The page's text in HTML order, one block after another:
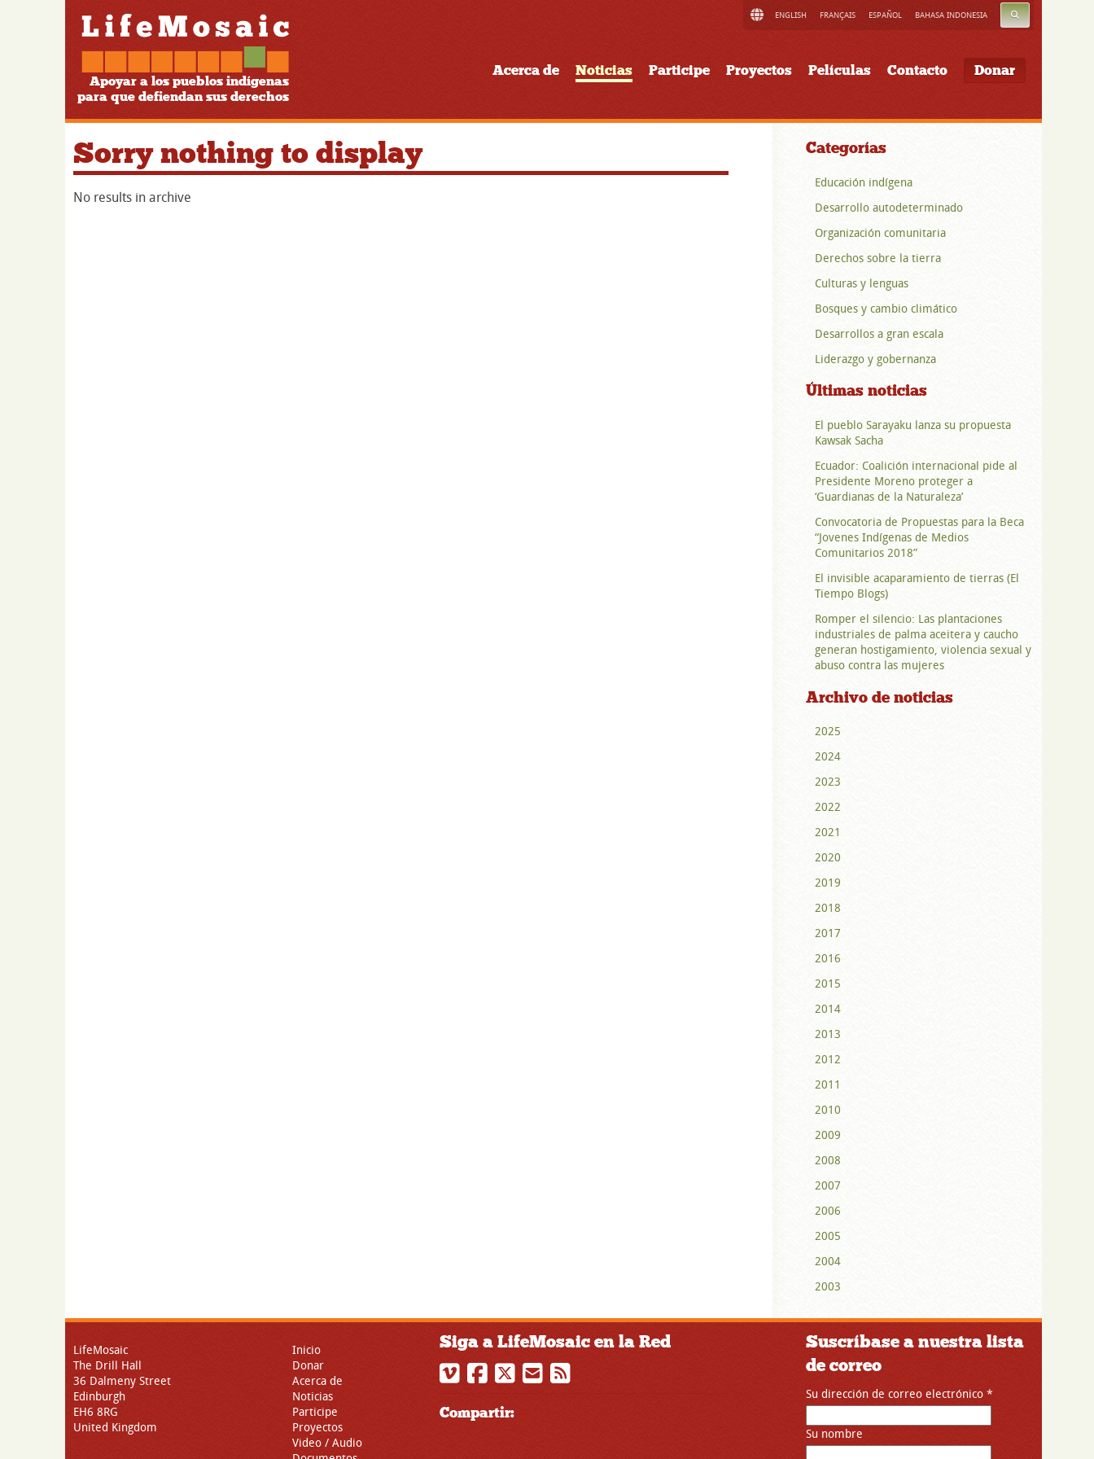
Apoyar a los pueblos indígenas
para que defiendan sus derechos
ENGLISH FRANÇAIS ESPAÑOL BAHASA INDONESIA BUSCAR
Acerca de Noticias Participe Proyectos Películas Contacto Donar
Sorry nothing to display
No results in archive
Categorías
Educación indígena
Desarrollo autodeterminado
Organización comunitaria
Derechos sobre la tierra
Culturas y lenguas
Bosques y cambio climático
Desarrollos a gran escala
Liderazgo y gobernanza
Últimas noticias
El pueblo Sarayaku lanza su propuesta
Kawsak Sacha
Ecuador: Coalición internacional pide al
Presidente Moreno proteger a
‘Guardianas de la Naturaleza’
Convocatoria de Propuestas para la Beca
“Jovenes Indígenas de Medios
Comunitarios 2018”
El invisible acaparamiento de tierras (El
Tiempo Blogs)
Romper el silencio: Las plantaciones
industriales de palma aceitera y caucho
generan hostigamiento, violencia sexual y
abuso contra las mujeres
Archivo de noticias
2025
2024
2023
2022
2021
2020
2019
2018
2017
2016
2015
2014
2013
2012
2011
2010
2009
2008
2007
2006
2005
2004
2003
LifeMosaic
The Drill Hall
36 Dalmeny Street
Edinburgh
EH6 8RG
United Kingdom
Inicio
Donar
Acerca de
Noticias
Participe
Proyectos
Video / Audio
Siga a LifeMosaic en la Red
Compartir:
Suscríbase a nuestra lista
de correo
Su dirección de correo electrónico *
Su nombre